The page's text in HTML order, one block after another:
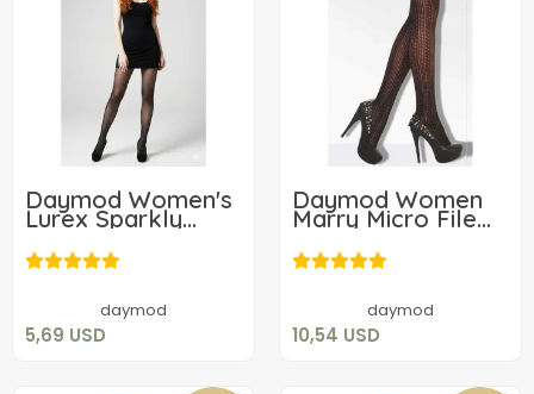
Daymod Women's
Lurex Sparkly
Tights
daymod
5,69 USD
5,69 USD
Daymod Women
Marry Micro File
Patterned Tights
daymod
10,54 USD
10,54 USD